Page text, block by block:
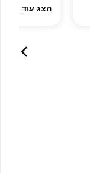
מהשטיח
הצג עוד